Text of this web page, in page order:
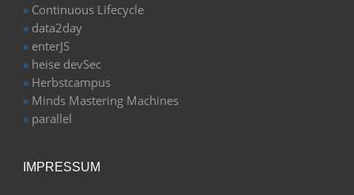
» Continuous Lifecycle
» data2day
» enterJS
» heise devSec
» Herbstcampus
» Minds Mastering Machines
» parallel
IMPRESSUM